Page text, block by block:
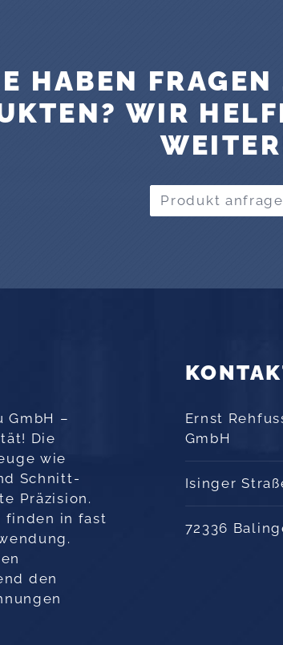
HABEN FRAGEN
WIR
Produkt
Ernst
GmbH
Isinger
72336
GmbH –
Die
wie
Schnitt­
Präzision.
finden in fast
den